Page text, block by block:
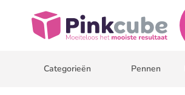
Pinkcube
Categorieën Pennen